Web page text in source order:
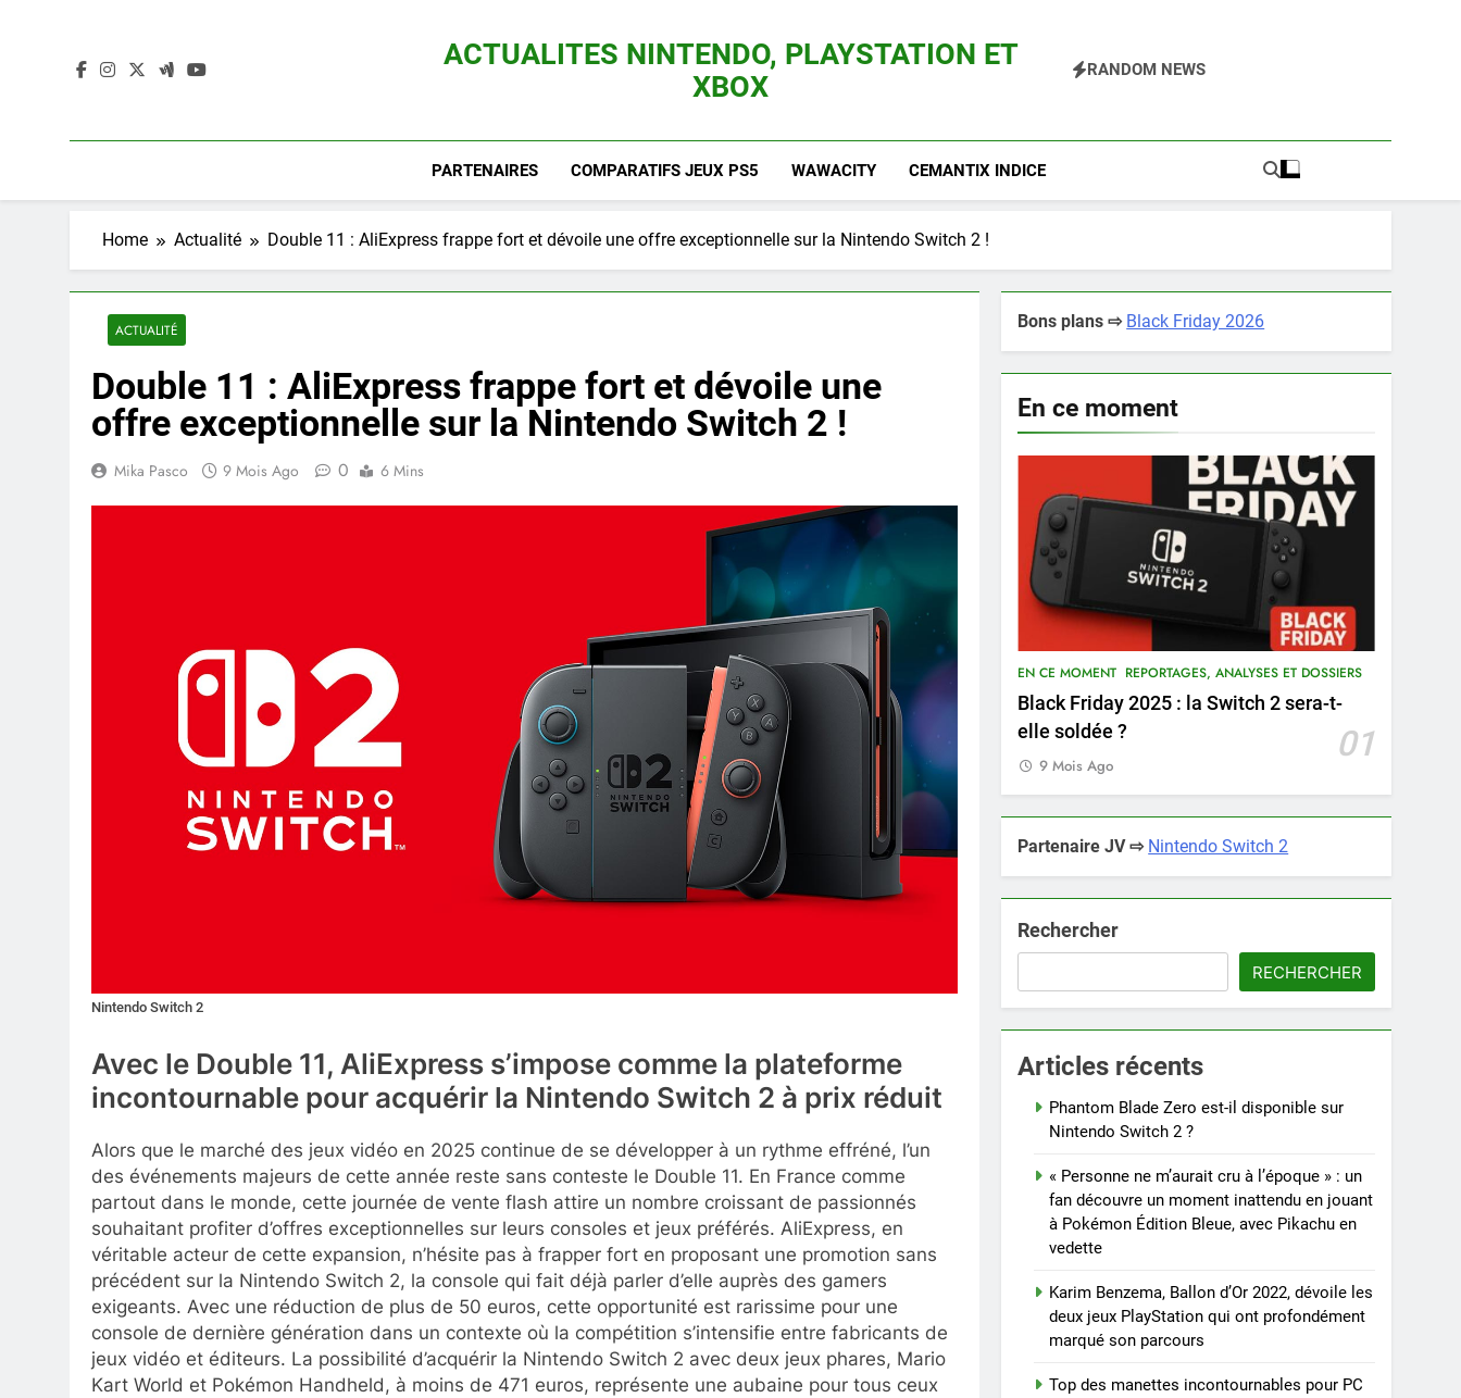
ACTUALITES NINTENDO, PLAYSTATION ET
XBOX
RANDOM NEWS
PARTENAIRES COMPARATIFS JEUX PS5 WAWACITY CEMANTIX INDICE
Home Actualité Double 11 : AliExpress frappe fort et dévoile une offre exceptionnelle sur la Nintendo Switch 2 !
ACTUALITÉ
Double 11 : AliExpress frappe fort et dévoile une
offre exceptionnelle sur la Nintendo Switch 2 !
Mika Pasco 9 Mois Ago 0 6 Mins
Nintendo Switch 2
Avec le Double 11, AliExpress s’impose comme la plateforme
incontournable pour acquérir la Nintendo Switch 2 à prix réduit
Alors que le marché des jeux vidéo en 2025 continue de se développer à un rythme effréné, l’un
des événements majeurs de cette année reste sans conteste le Double 11. En France comme
partout dans le monde, cette journée de vente flash attire un nombre croissant de passionnés
souhaitant profiter d’offres exceptionnelles sur leurs consoles et jeux préférés. AliExpress, en
véritable acteur de cette expansion, n’hésite pas à frapper fort en proposant une promotion sans
précédent sur la Nintendo Switch 2, la console qui fait déjà parler d’elle auprès des gamers
exigeants. Avec une réduction de plus de 50 euros, cette opportunité est rarissime pour une
console de dernière génération dans un contexte où la compétition s’intensifie entre fabricants de
jeux vidéo et éditeurs. La possibilité d’acquérir la Nintendo Switch 2 avec deux jeux phares, Mario
Kart World et Pokémon Handheld, à moins de 471 euros, représente une aubaine pour tous ceux
Bons plans ⇨ Black Friday 2026
En ce moment
EN CE MOMENT REPORTAGES, ANALYSES ET DOSSIERS
Black Friday 2025 : la Switch 2 sera-t-
elle soldée ?
01
9 Mois Ago
Partenaire JV ⇨ Nintendo Switch 2
Rechercher
RECHERCHER
Articles récents
Phantom Blade Zero est-il disponible sur
Nintendo Switch 2 ?
« Personne ne m’aurait cru à l’époque » : un
fan découvre un moment inattendu en jouant
à Pokémon Édition Bleue, avec Pikachu en
vedette
Karim Benzema, Ballon d’Or 2022, dévoile les
deux jeux PlayStation qui ont profondément
marqué son parcours
Top des manettes incontournables pour PC